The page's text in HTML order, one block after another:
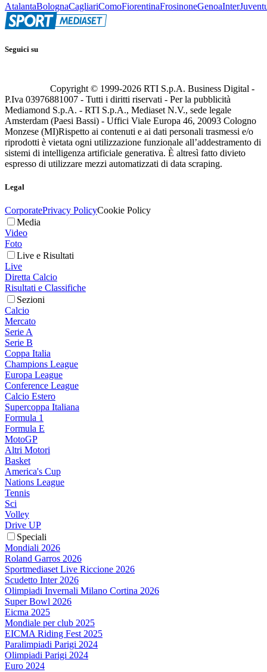
AtalantaBolognaCagliariComoFiorentinaFrosinoneGenoaInter
Seguici su
Copyright © 1999-2026 RTI S.p.A. Business Digital -
P.Iva 03976881007 - Tutti i diritti riservati - Per la pubblicità
Mediamond S.p.A. - RTI S.p.A., Mediaset N.V., sede legale
Amsterdam (Paesi Bassi) - Uffici Viale Europa 46, 20093 Cologno
Monzese (MI)Rispetto ai contenuti e ai dati personali trasmessi e/o
riprodotti è vietata ogni utilizzazione funzionale all’addestramento di
sistemi di intelligenza artificiale generativa. È altresì fatto divieto
espresso di utilizzare mezzi automatizzati di data scraping.
Legal
CorporatePrivacy PolicyCookie Policy
Media
Video
Foto
Live e Risultati
Live
Diretta Calcio
Risultati e Classifiche
Sezioni
Calcio
Mercato
Serie A
Serie B
Coppa Italia
Champions League
Europa League
Conference League
Calcio Estero
Supercoppa Italiana
Formula 1
Formula E
MotoGP
Altri Motori
Basket
America's Cup
Nations League
Tennis
Sci
Volley
Drive UP
Speciali
Mondiali 2026
Roland Garros 2026
Sportmediaset Live Riccione 2026
Scudetto Inter 2026
Olimpiadi Invernali Milano Cortina 2026
Super Bowl 2026
Eicma 2025
Mondiale per club 2025
EICMA Riding Fest 2025
Paralimpiadi Parigi 2024
Olimpiadi Parigi 2024
Euro 2024